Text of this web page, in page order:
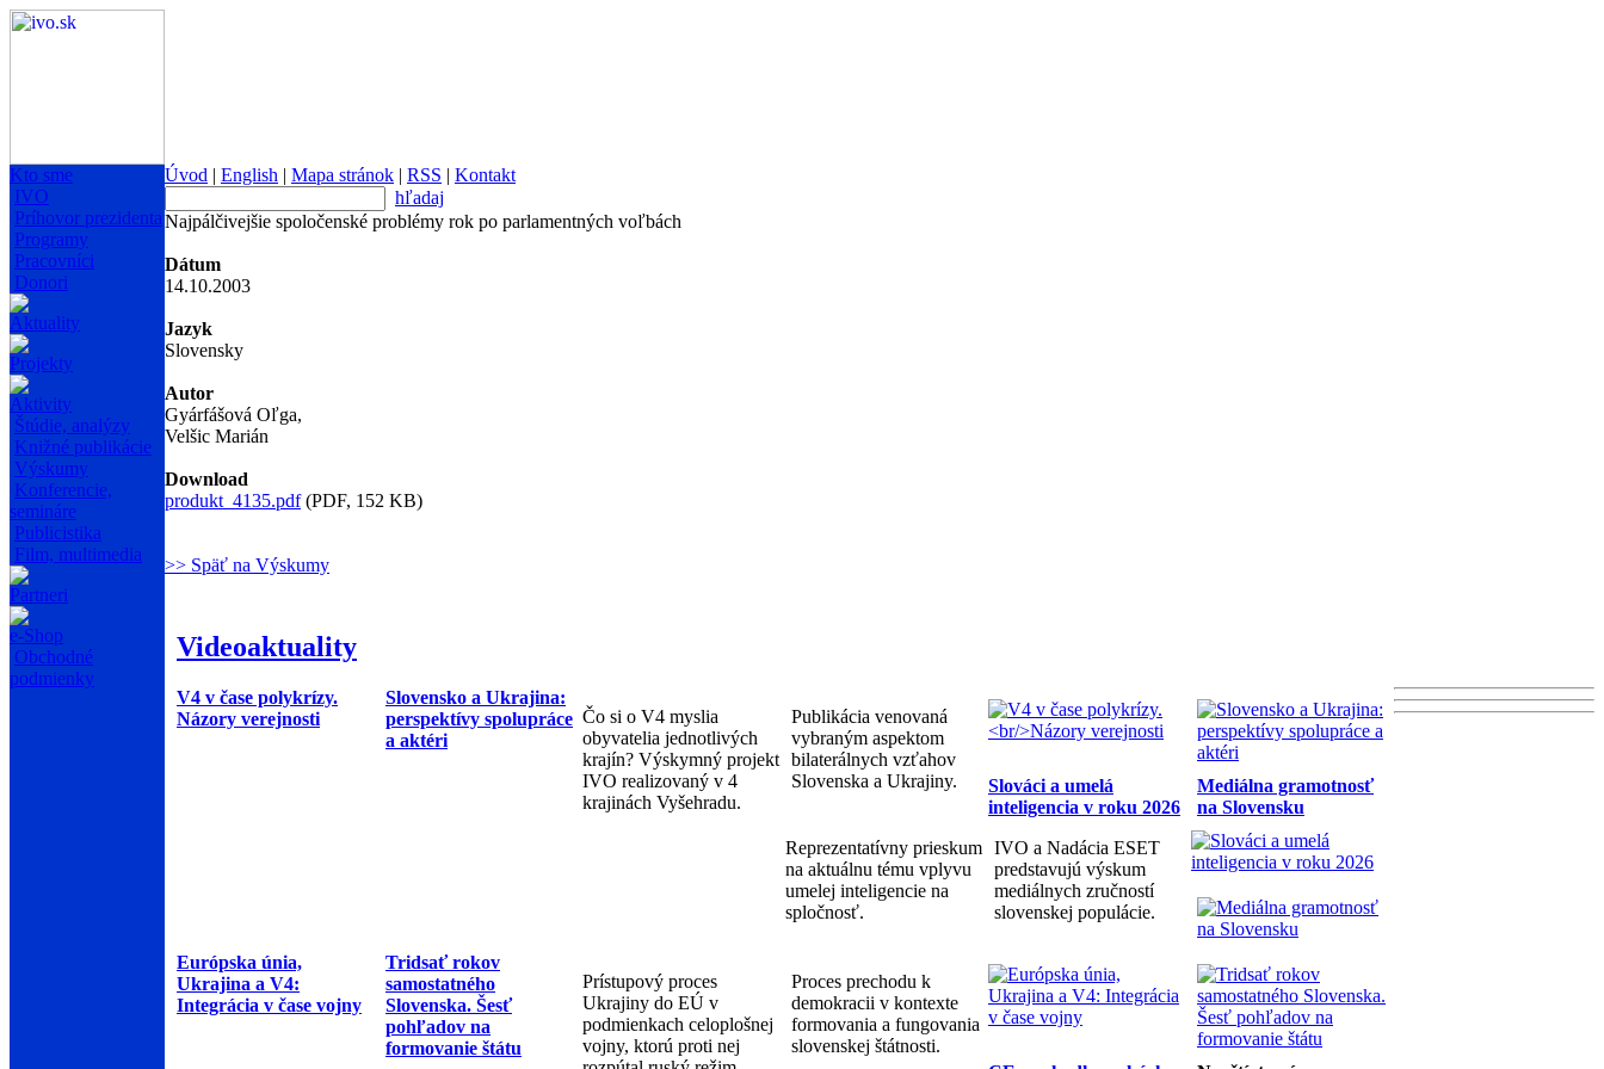
Kto sme
IVO
Príhovor prezidenta
Programy
Pracovníci
Donori
Aktuality
Projekty
Aktivity
Štúdie, analýzy
Knižné publikácie
Výskumy
Konferencie,
semináre
Publicistika
Film, multimedia
Partneri
e-Shop
Obchodné
podmienky
Úvod | English | Mapa stránok | RSS | Kontakt
hľadaj
Najpálčivejšie spoločenské problémy rok po parlamentných voľbách
Dátum
14.10.2003
Jazyk
Slovensky
Autor
Gyárfášová Oľga,
Velšic Marián
Download
produkt_4135.pdf(PDF, 152 KB)
>> Späť na Výskumy
Videoaktuality
V4 v čase polykrízy.
Názory verejnosti
Slovensko a Ukrajina:
perspektívy spolupráce
a aktéri
Čo si o V4 myslia
obyvatelia jednotlivých
krajín? Výskymný projekt
IVO realizovaný v 4
krajinách Vyšehradu.
Publikácia venovaná
vybraným aspektom
bilaterálnych vzťahov
Slovenska a Ukrajiny.
Slováci a umelá
inteligencia v roku 2026
Mediálna gramotnosť
na Slovensku
Reprezentatívny prieskum
na aktuálnu tému vplyvu
umelej inteligencie na
spločnosť.
IVO a Nadácia ESET
predstavujú výskum
mediálnych zručností
slovenskej populácie.
Európska únia,
Ukrajina a V4:
Integrácia v čase vojny
Tridsať rokov
samostatného
Slovenska. Šesť
pohľadov na
formovanie štátu
Prístupový proces
Ukrajiny do EÚ v
podmienkach celoplošnej
vojny, ktorú proti nej
Proces prechodu k
demokracii v kontexte
formovania a fungovania
slovenskej štátnosti.